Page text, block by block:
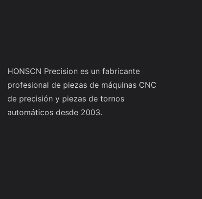
HONSCN Precision es un fabricante
profesional de piezas de máquinas CNC
de precisión y piezas de tornos
automáticos desde 2003.